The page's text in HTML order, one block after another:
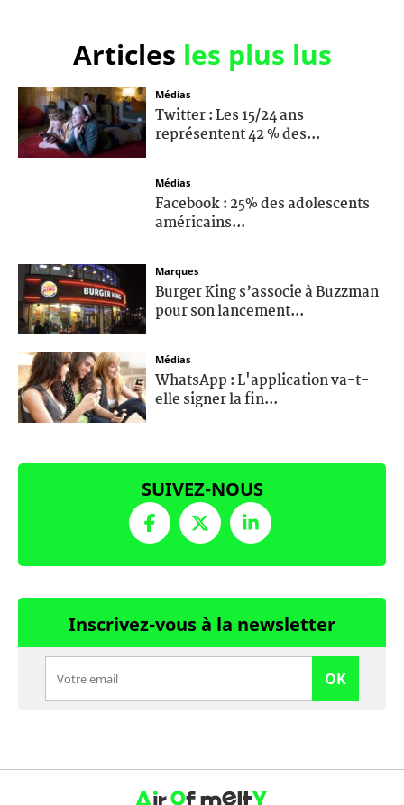
Articles les plus lus
Médias
Twitter : Les 15/24 ans
représentent 42 % des...
Médias
Facebook : 25% des adolescents
américains...
Marques
Burger King s’associe à Buzzman
pour son lancement...
Médias
WhatsApp : L'application va-t-
elle signer la fin...
SUIVEZ-NOUS
Inscrivez-vous à la newsletter
OK